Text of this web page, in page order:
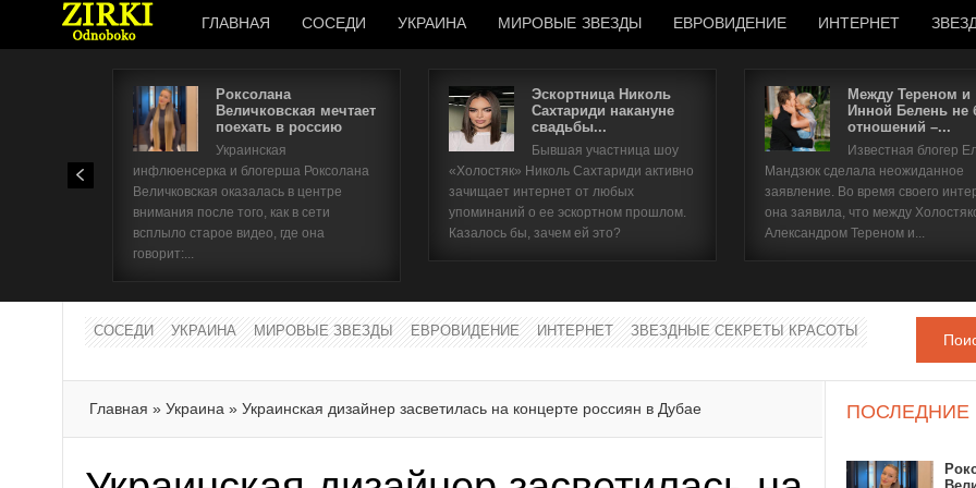
ГЛАВНАЯ СОСЕДИ УКРАИНА МИРОВЫЕ ЗВЕЗДЫ ЕВРОВИДЕНИЕ ИНТЕРНЕТ
Роксолана
Величковская мечтает
поехать в россию
Украинская
инфлюенсерка и блогерша Роксолана
Величковская оказалась в центре
внимания после того, как в сети
всплыло старое видео, где она
говорит:...
Эскортница Николь
Сахтариди накануне
свадьбы...
Бывшая участница шоу
«Холостяк» Николь Сахтариди активно
зачищает интернет от любых
упоминаний о ее эскортном прошлом.
Казалось бы, зачем ей это?
Между Тереном и
Инной Белень не
отношений –...
Известная блогер
Мандзюк сделала неожиданное
заявление. Во время своего
она заявила, что между
Александром Тереном и...
СОСЕДИ УКРАИНА МИРОВЫЕ ЗВЕЗДЫ ЕВРОВИДЕНИЕ ИНТЕРНЕТ ЗВЕЗДНЫЕ СЕКРЕТЫ КРАСОТЫ
Главная » Украина » Украинская дизайнер засветилась на концерте россиян в Дубае ПОСЛЕДНИЕ
Имя пользователя
Забыли имя пользователя?